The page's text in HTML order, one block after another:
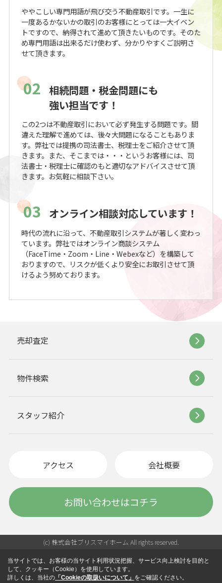
ややこしい専門用語が飛び交う不動産取引です。一生に
一度あるかないかの取引のお客様にとっては一大イベン
トですので、納得されて進めて頂きたいものです。そのた
め専門用語は出来るだけ使わず、分かりやすくご説明さ
せて頂きます。
02 相続問題・税金問題にも
強い担当です！
この2つは不動産取引において必ず発生する問題です。間
違えた理解で進めては、後々大問題になることもありま
す。弊社では提携の司法書士、税理士をご紹介させて頂
きます。また、そこまでは・・・というお客様には、司
法書士・税理士に確認のもと適切なアドバイスさせて頂
きます。お気軽に相談下さい。
03 オンライン相談対応しています！
時代の流れに沿って、不動産取引システムが著しく変わっ
ています。弊社ではオンライン商談システム
（FaceTime・Zoom・Line・Webexなど）を構築して
おりますので、リスクが低くより安全にお取引させて頂
けるよう努めております。
売却査定
物件検索
スタッフ紹介
アクセス 会社概要
お問い合わせはコチラ
(c) 株式会社ブリスマイホーム All rights reserved.
当サイトでは、お客様の当サイト利用状況把握、サービス向上検討を目的と
して、クッキー（Cookie）を使用しています。
詳しくは、当社の 「Cookieの取扱いについて」 をご確認ください。